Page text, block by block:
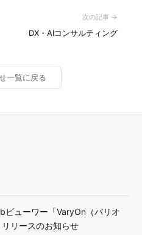
次の記事 →
DX・AIコンサルティング
一覧に戻る
ビューワー「VaryOn（バリオ
リリースのお知らせ